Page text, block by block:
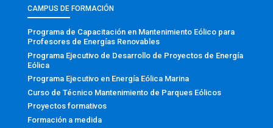
CAMPUS DE FORMACIÓN
Programa de Capacitación en Mantenimiento Eólico para
Profesores de Energías Renovables
Programa Ejecutivo de Desarrollo de Proyectos de Energía
Eólica
Programa Ejecutivo en Energía Eólica Marina
Curso de Técnico Mantenimiento de Parques Eólicos
Proyectos formativos
Formación a medida